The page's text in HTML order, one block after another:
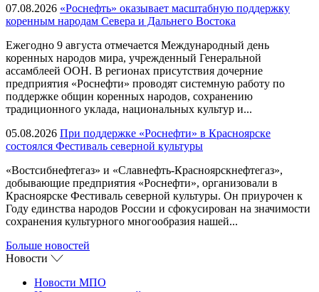
07.08.2026 «Роснефть» оказывает масштабную поддержку
коренным народам Севера и Дальнего Востока
Ежегодно 9 августа отмечается Международный день
коренных народов мира, учрежденный Генеральной
ассамблеей ООН. В регионах присутствия дочерние
предприятия «Роснефти» проводят системную работу по
поддержке общин коренных народов, сохранению
традиционного уклада, национальных культур и...
05.08.2026 При поддержке «Роснефти» в Красноярске
состоялся Фестиваль северной культуры
«Востсибнефтегаз» и «Славнефть-Красноярскнефтегаз»,
добывающие предприятия «Роснефти», организовали в
Красноярске Фестиваль северной культуры. Он приурочен к
Году единства народов России и сфокусирован на значимости
сохранения культурного многообразия нашей...
Больше новостей
Новости
Новости МПО